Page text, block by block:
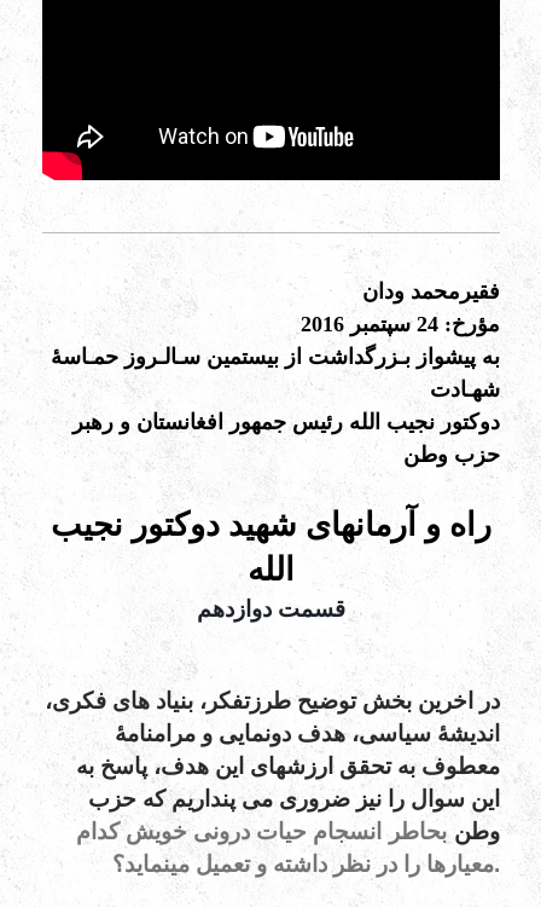
فقیرمحمد ودان
مؤرخ: 24 سپتمبر 2016
به پیشواز بـزرگداشت از بیستمین سـالـروز حمـاسۀ
شهـادت
دوکتور نجیب الله رئیس جمهور افغانستان و رهبر
حزب وطن
راه و آرمانهای شهید دوکتور نجیب
الله
قسمت دوازدهم
در اخرین بخش توضیح طرزتفکر، بنیاد های فکری،
اندیشۀ سیاسی، هدف دونمایی و مرامنامۀ
معطوف به تحقق ارزشهای این هدف، پاسخ به
این سوال را نیز ضروری می پنداریم که حزب
وطن بحاطر
انسجام حیات درونی خویش کدام
معیارها را در نظر داشته و تعمیل مینماید؟.